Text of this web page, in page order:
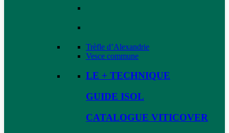
Trèfle d’Alexandrie
Vesce commune
LE + TECHNIQUE
GUIDE ISOL
CATALOGUE VITICOVER